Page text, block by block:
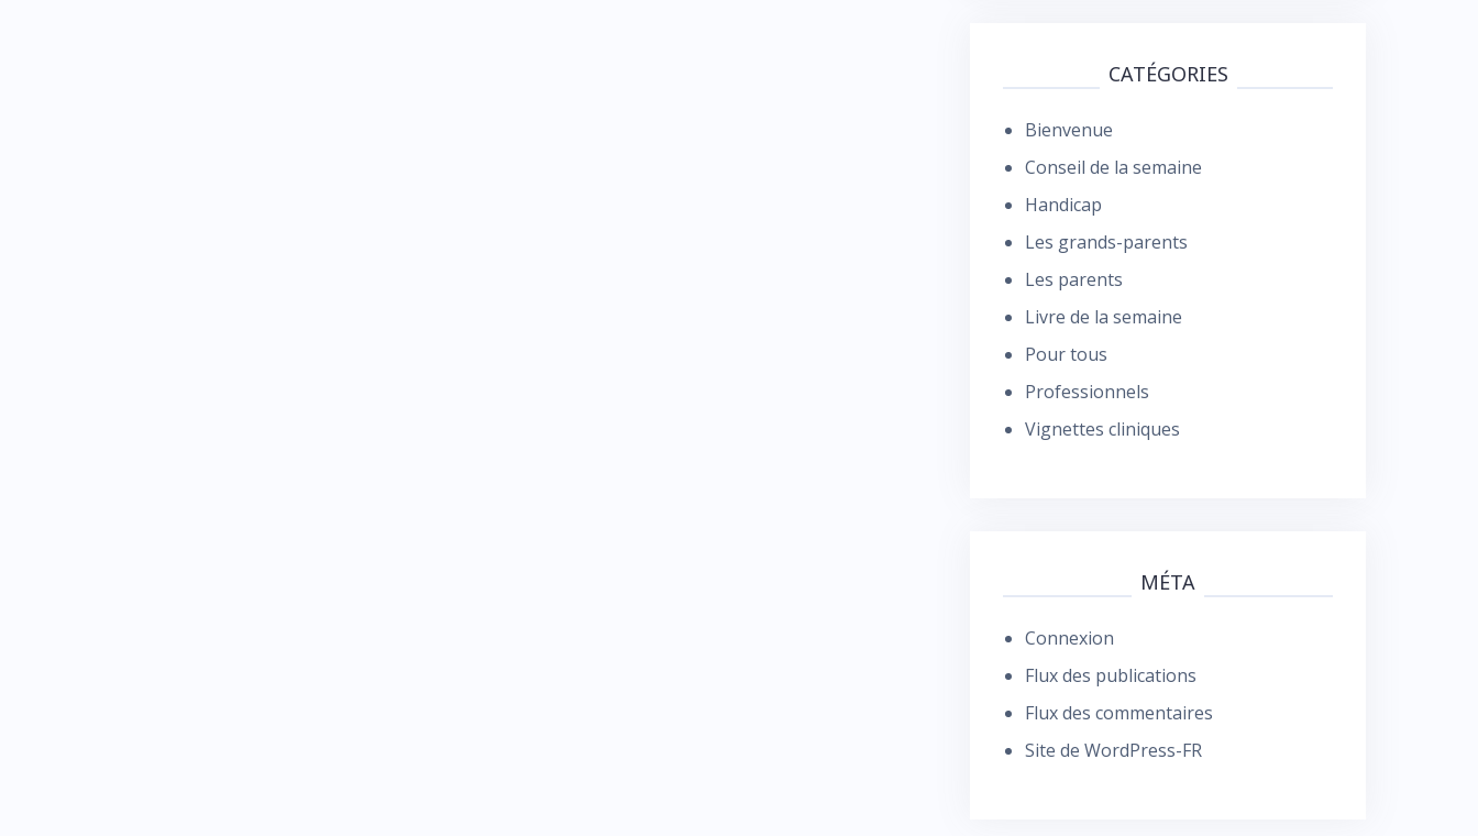
CATÉGORIES
Bienvenue
Conseil de la semaine
Handicap
Les grands-parents
Les parents
Livre de la semaine
Pour tous
Professionnels
Vignettes cliniques
MÉTA
Connexion
Flux des publications
Flux des commentaires
Site de WordPress-FR